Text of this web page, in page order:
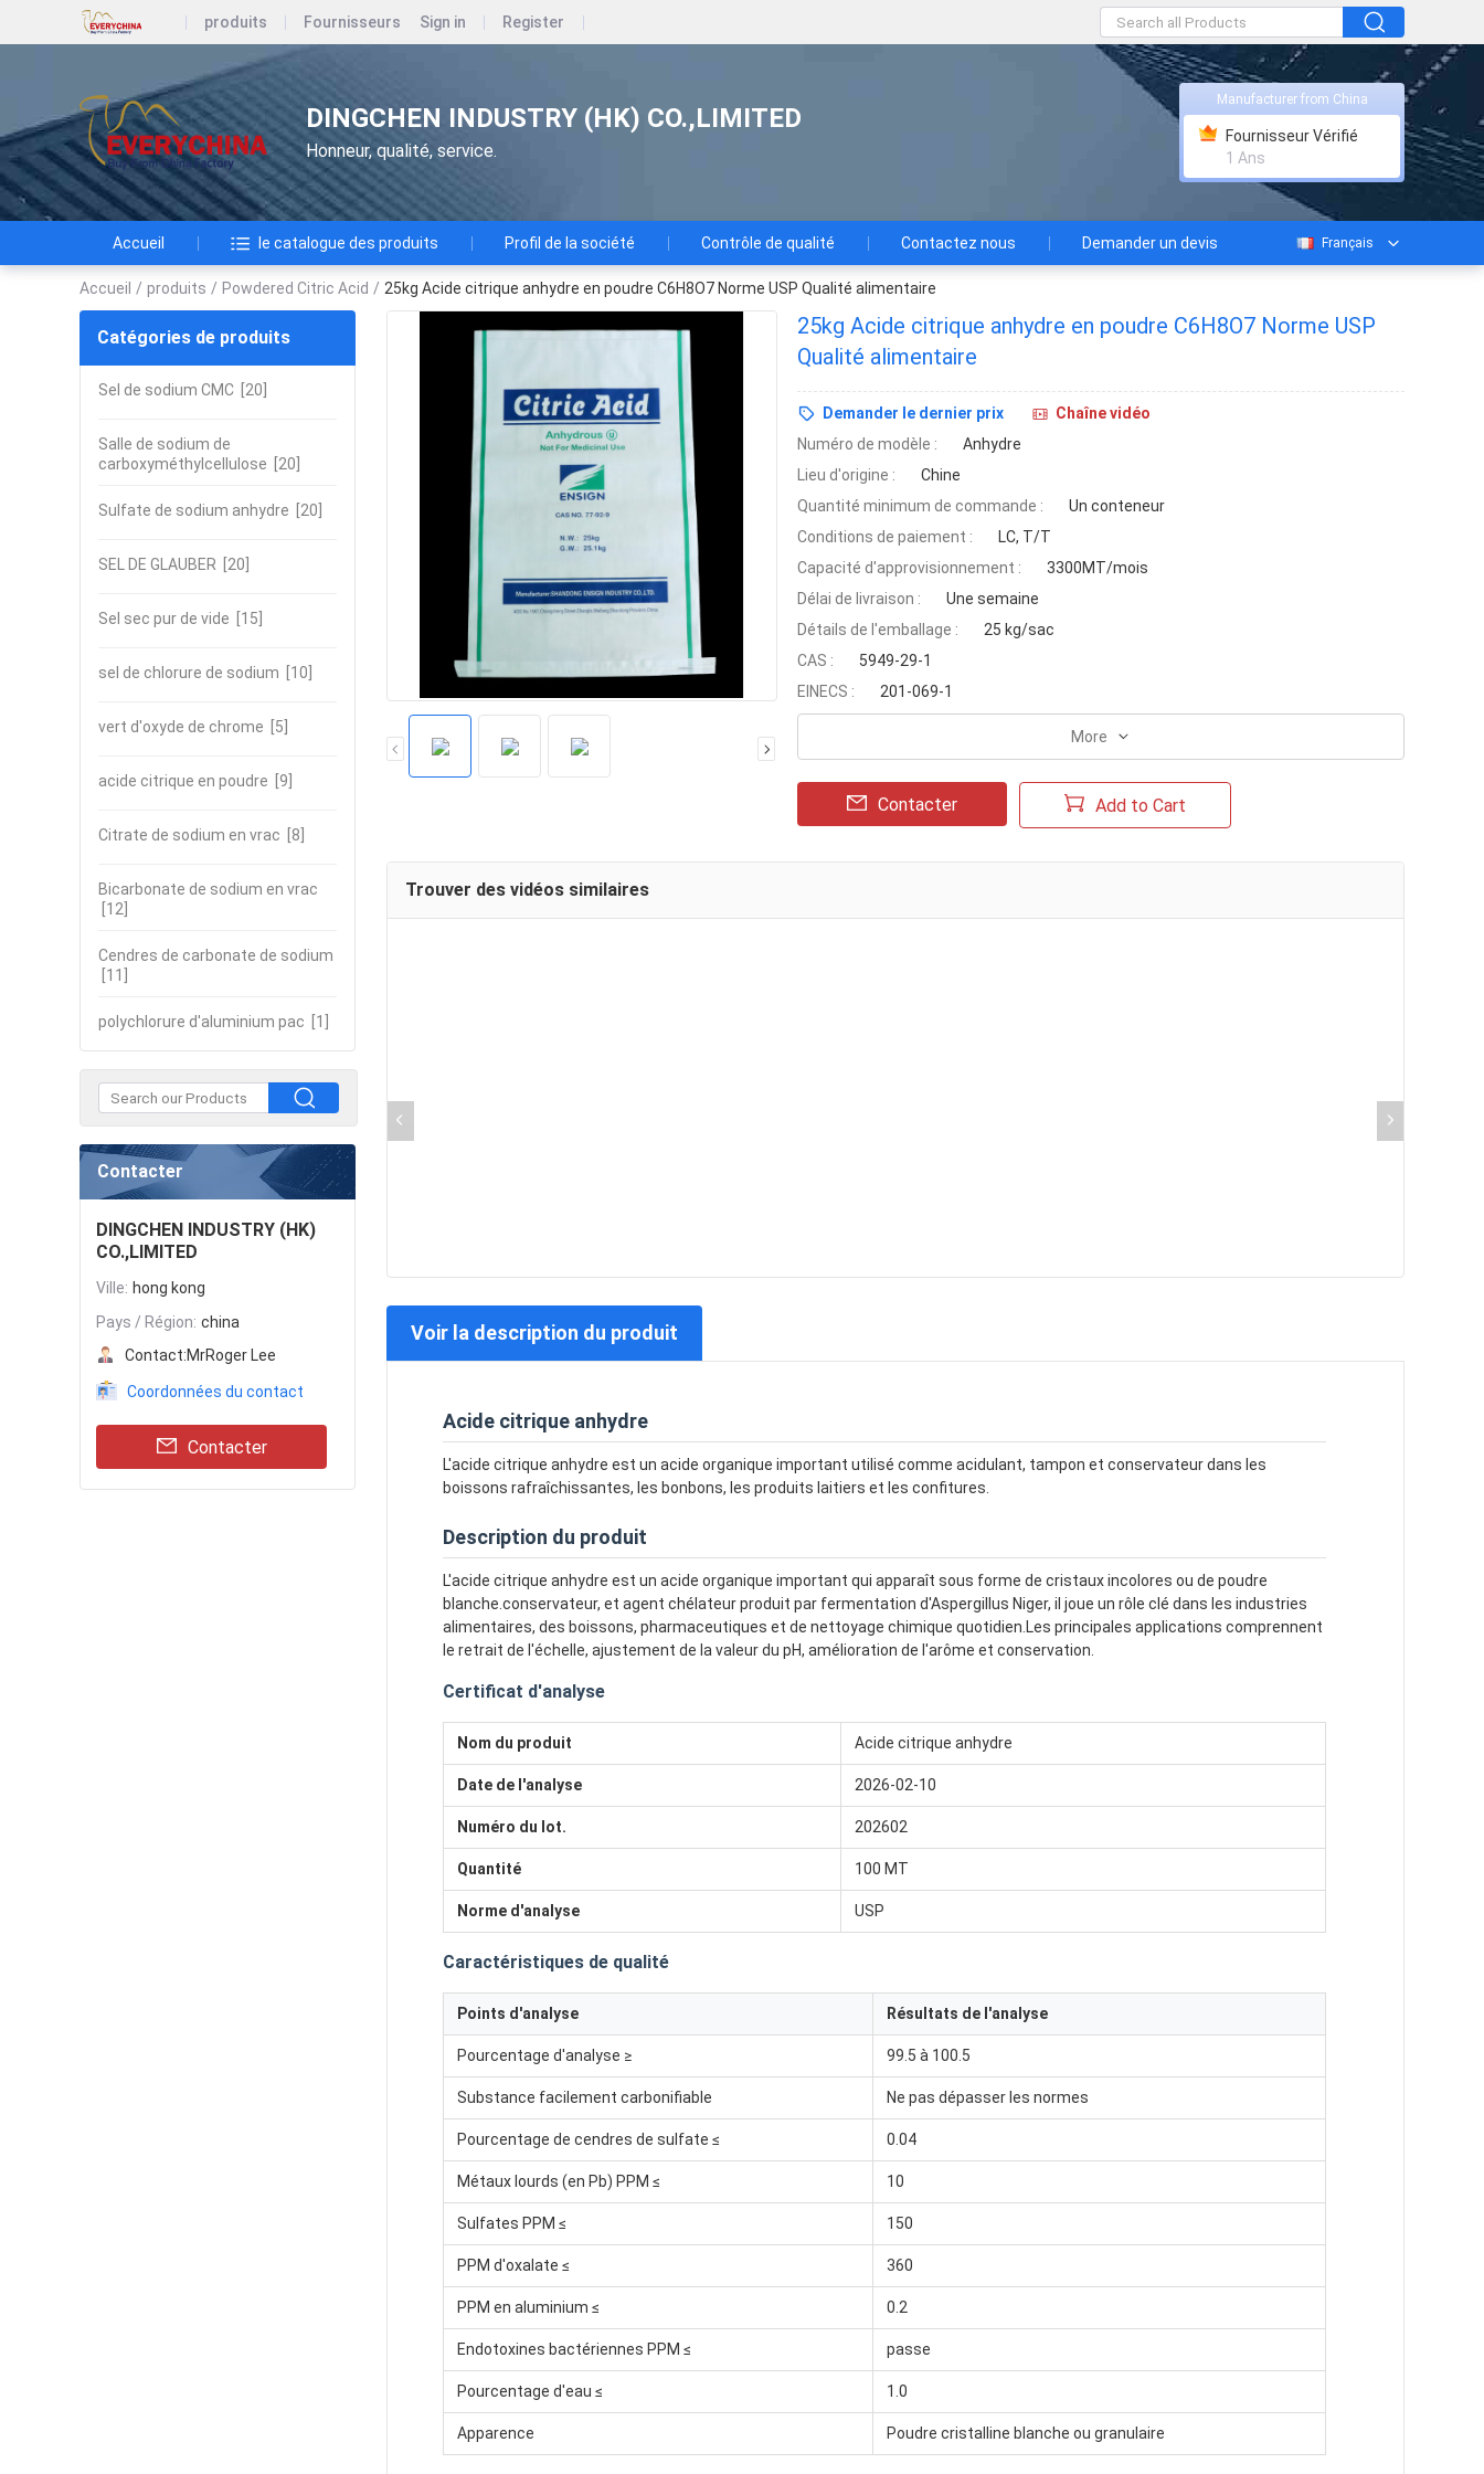
produits Fournisseurs Sign in Register
DINGCHEN INDUSTRY (HK) CO.,LIMITED
Honneur, qualité, service.
Manufacturer from China
Fournisseur Vérifié
1 Ans
Accueil le catalogue des produits Profil de la société Contrôle de qualité Contactez nous Demander un devis Français
Accueil / produits / Powdered Citric Acid / 25kg Acide citrique anhydre en poudre C6H8O7 Norme USP Qualité alimentaire
Catégories de produits
Sel de sodium CMC [20]
Salle de sodium de
carboxyméthylcellulose [20]
Sulfate de sodium anhydre [20]
SEL DE GLAUBER [20]
Sel sec pur de vide [15]
sel de chlorure de sodium [10]
vert d'oxyde de chrome [5]
acide citrique en poudre [9]
Citrate de sodium en vrac [8]
Bicarbonate de sodium en vrac
[12]
Cendres de carbonate de sodium
[11]
polychlorure d'aluminium pac [1]
Contacter
DINGCHEN INDUSTRY (HK)
CO.,LIMITED
Ville: hong kong
Pays / Région: china
Contact:MrRoger Lee
Coordonnées du contact
Contacter
25kg Acide citrique anhydre en poudre C6H8O7 Norme USP
Qualité alimentaire
Demander le dernier prix
Chaîne vidéo
Numéro de modèle :
Anhydre
Lieu d'origine :
Chine
Quantité minimum de commande :
Un conteneur
Conditions de paiement :
LC, T/T
Capacité d'approvisionnement :
3300MT/mois
Délai de livraison :
Une semaine
Détails de l'emballage :
25 kg/sac
CAS :
5949-29-1
EINECS :
201-069-1
More
Contacter Add to Cart
Trouver des vidéos similaires
Voir la description du produit
Acide citrique anhydre
L'acide citrique anhydre est un acide organique important utilisé comme acidulant, tampon et conservateur dans les
boissons rafraîchissantes, les bonbons, les produits laitiers et les confitures.
Description du produit
L'acide citrique anhydre est un acide organique important qui apparaît sous forme de cristaux incolores ou de poudre
blanche.conservateur, et agent chélateur produit par fermentation d'Aspergillus Niger, il joue un rôle clé dans les industries
alimentaires, des boissons, pharmaceutiques et de nettoyage chimique quotidien.Les principales applications comprennent
le retrait de l'échelle, ajustement de la valeur du pH, amélioration de l'arôme et conservation.
Certificat d'analyse
Nom du produit Acide citrique anhydre
Date de l'analyse 2026-02-10
Numéro du lot. 202602
Quantité 100 MT
Norme d'analyse USP
Caractéristiques de qualité
Points d'analyse Résultats de l'analyse
Pourcentage d'analyse ≥ 99.5 à 100.5
Substance facilement carbonifiable Ne pas dépasser les normes
Pourcentage de cendres de sulfate ≤ 0.04
Métaux lourds (en Pb) PPM ≤ 10
Sulfates PPM ≤ 150
PPM d'oxalate ≤ 360
PPM en aluminium ≤ 0.2
Endotoxines bactériennes PPM ≤ passe
Pourcentage d'eau ≤ 1.0
Apparence Poudre cristalline blanche ou granulaire